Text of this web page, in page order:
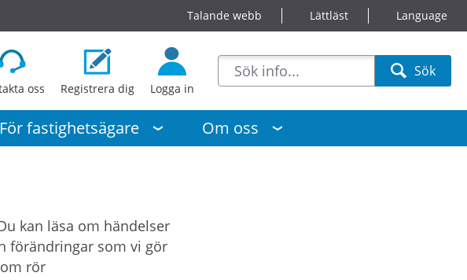
Talande webb Lättläst Language
oss Registrera dig Logga in
sökförslag Sök
Sök
För fastighetsägare Om oss
kan läsa om händelser
förändringar som vi gör
rör